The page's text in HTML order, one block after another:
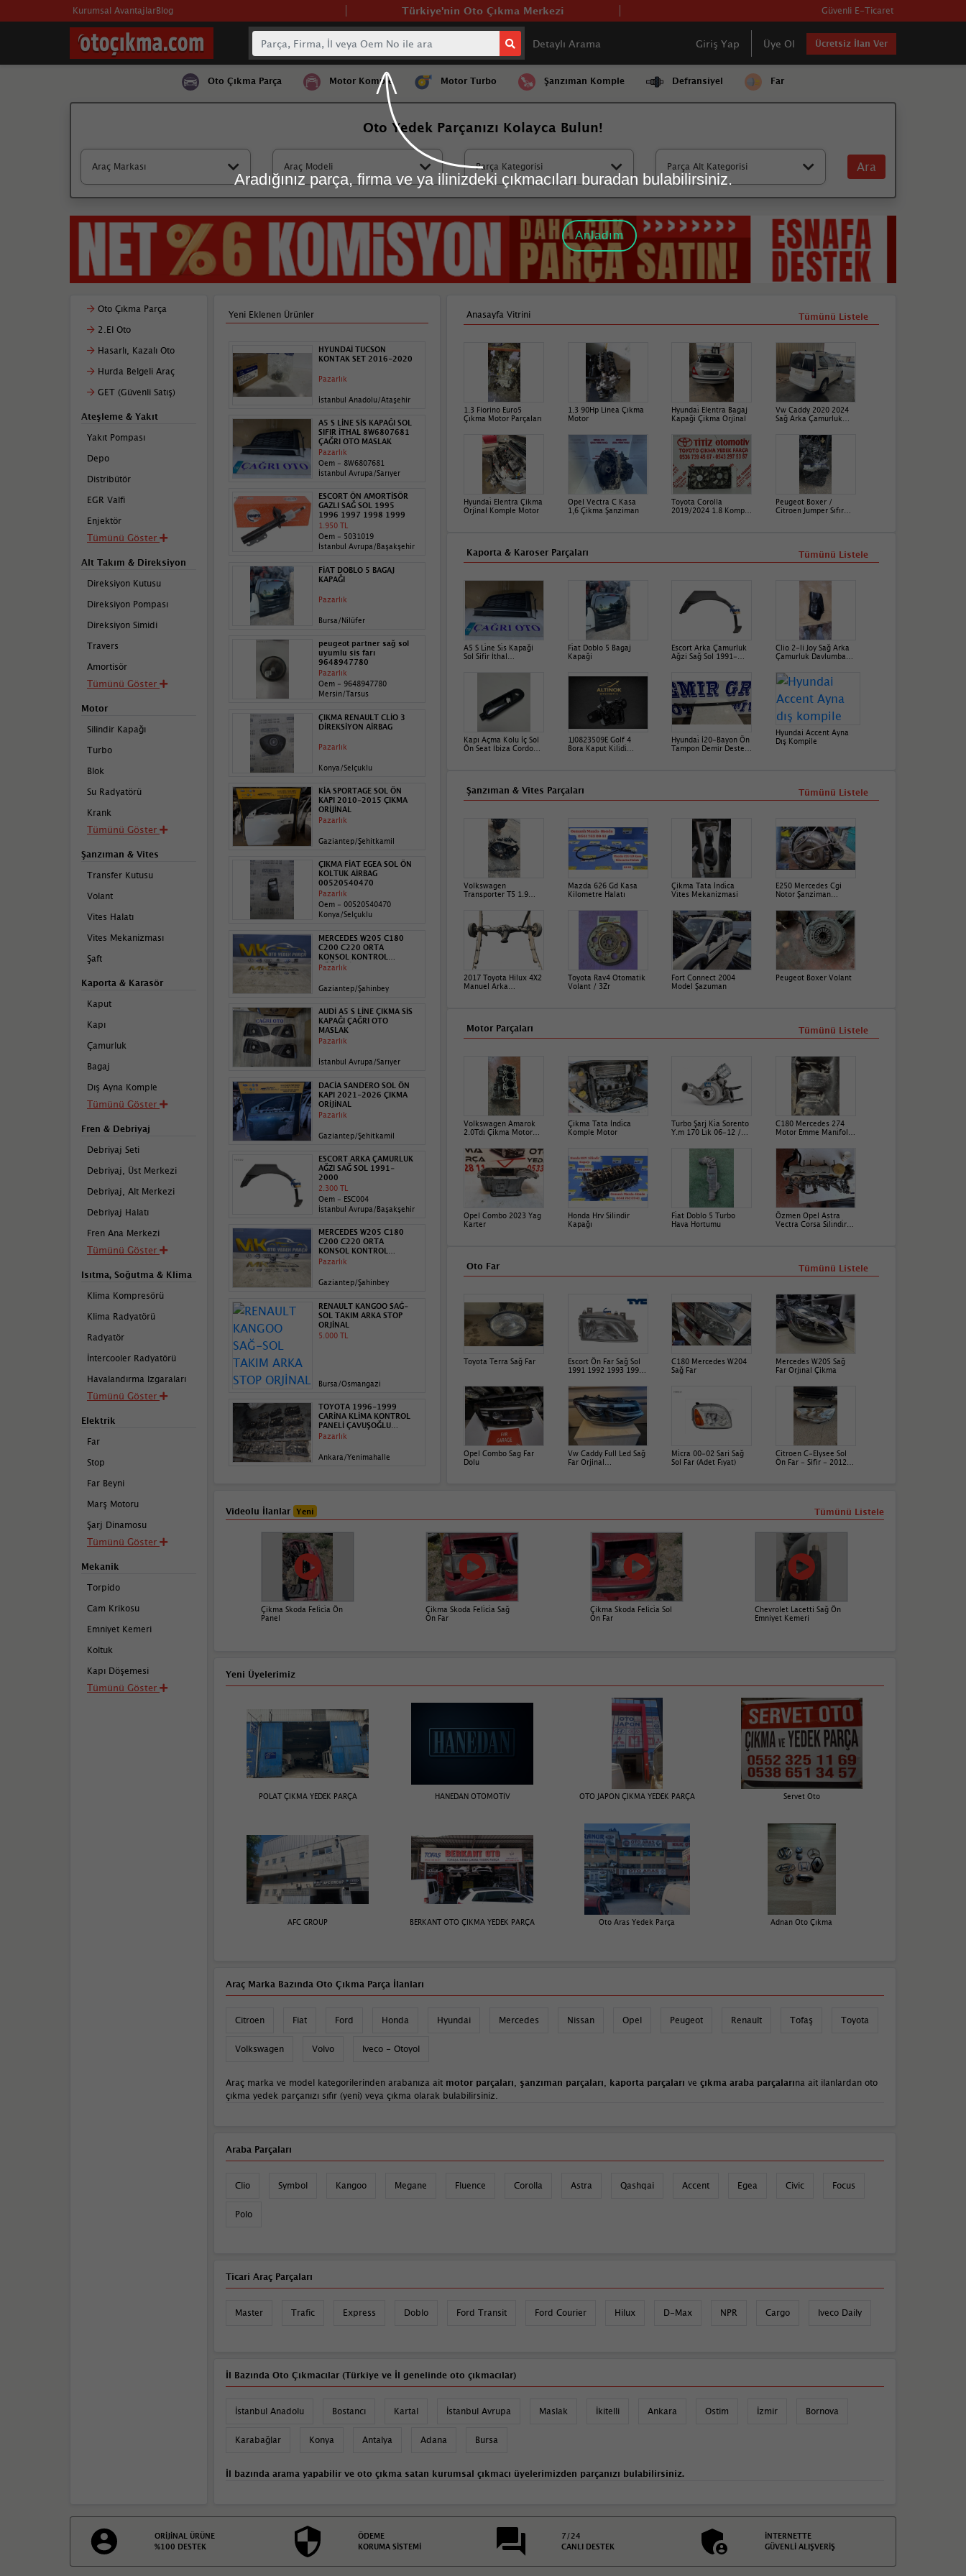
Kurumsal AvantajlarBlog Türkiye'nin Oto Çıkma Merkezi Güvenli E-Ticaret
Detaylı Arama Giriş Yap Üye Ol Ücretsiz İlan Ver
Oto Çıkma Parça Motor Komple Motor Turbo Şanzıman Komple Defransiyel Far
Oto Yedek Parçanızı Kolayca Bulun!
Araç Markası Araç Modeli Parça Kategorisi Parça Alt Kategorisi Ara
Oto Çıkma Parça
2.El Oto
Hasarlı, Kazalı Oto
Hurda Belgeli Araç
GET (Güvenli Satış)
Ateşleme & Yakıt
Yakıt Pompası
Depo
Distribütör
EGR Valfi
Enjektör
Tümünü Göster
Alt Takım & Direksiyon
Direksiyon Kutusu
Direksiyon Pompası
Direksiyon Simidi
Travers
Amortisör
Tümünü Göster
Motor
Silindir Kapağı
Turbo
Blok
Su Radyatörü
Krank
Tümünü Göster
Şanzıman & Vites
Transfer Kutusu
Volant
Vites Halatı
Vites Mekanizması
Şaft
Kaporta & Karasör
Kaput
Kapı
Çamurluk
Bagaj
Dış Ayna Komple
Tümünü Göster
Fren & Debriyaj
Debriyaj Seti
Debriyaj, Üst Merkezi
Debriyaj, Alt Merkezi
Debriyaj Halatı
Fren Ana Merkezi
Tümünü Göster
Isıtma, Soğutma & Klima
Klima Kompresörü
Klima Radyatörü
Radyatör
İntercooler Radyatörü
Havalandırma Izgaraları
Tümünü Göster
Elektrik
Far
Stop
Far Beyni
Marş Motoru
Şarj Dinamosu
Tümünü Göster
Mekanik
Torpido
Cam Krikosu
Emniyet Kemeri
Koltuk
Kapı Döşemesi
Tümünü Göster
Yeni Eklenen Ürünler
HYUNDAİ TUCSON
KONTAK SET 2016-2020
Pazarlık
İstanbul Anadolu/Ataşehir
A5 S LİNE SİS KAPAĞI SOL
SIFIR İTHAL 8W6807681
ÇAĞRI OTO MASLAK
Pazarlık
Oem - 8W6807681
İstanbul Avrupa/Sarıyer
ESCORT ÖN AMORTİSÖR
GAZLI SAĞ SOL 1995
1996 1997 1998 1999
1.950 TL
Oem - 5031019
İstanbul Avrupa/Başakşehir
FİAT DOBLO 5 BAGAJ
KAPAĞI
Pazarlık
Bursa/Nilüfer
peugeot partner sağ sol
uyumlu sis farı
9648947780
Pazarlık
Oem - 9648947780
Mersin/Tarsus
ÇIKMA RENAULT CLİO 3
DİREKSİYON AİRBAG
Pazarlık
Konya/Selçuklu
KİA SPORTAGE SOL ÖN
KAPI 2010-2015 ÇIKMA
ORİJİNAL
Pazarlık
Gaziantep/Şehitkamil
ÇIKMA FİAT EGEA SOL ÖN
KOLTUK AİRBAG
00520540470
Pazarlık
Oem - 00520540470
Konya/Selçuklu
MERCEDES W205 C180
C200 C220 ORTA
KONSOL KONTROL
DÜĞMESİ
Pazarlık
Gaziantep/Şahinbey
AUDİ A5 S LİNE ÇIKMA SİS
KAPAĞI ÇAĞRI OTO
MASLAK
Pazarlık
İstanbul Avrupa/Sarıyer
DACİA SANDERO SOL ÖN
KAPI 2021-2026 ÇIKMA
ORİJİNAL
Pazarlık
Gaziantep/Şehitkamil
ESCORT ARKA ÇAMURLUK
AĞZI SAĞ SOL 1991-
2000
2.300 TL
Oem - ESC004
İstanbul Avrupa/Başakşehir
MERCEDES W205 C180
C200 C220 ORTA
KONSOL KONTROL
PANELİ
Pazarlık
Gaziantep/Şahinbey
RENAULT KANGOO SAĞ-
SOL TAKIM ARKA STOP
ORJİNAL
5.000 TL
Bursa/Osmangazi
TOYOTA 1996-1999
CARİNA KLİMA KONTROL
PANELİ ÇAVUŞOĞLU
TOYOTA
Pazarlık
Ankara/Yenimahalle
Anasayfa Vitrini Tümünü Listele
1.3 Fiorino Euro5
Çıkma Motor Parçaları
1.3 90Hp Linea Çıkma
Motor
Hyundai̇ Elentra Bagaj
Kapaği Çikma Orji̇nal
Vw Caddy 2020 2024
Sağ Arka Çamurluk
Hyundai̇ Elentra Çikma
Orji̇nal Komple Motor
Opel Vectra C Kasa
1,6 Çikma Şanziman
Toyota Corolla
2019/2024 1.8 Komple
Peugeot Boxer /
Citroen Jumper Sıfır
Kaporta & Karoser Parçaları Tümünü Listele
A5 S Li̇ne Si̇s Kapaği
Sol Sifir İthal
Maslak
Fi̇at Doblo 5 Bagaj
Kapaği
Escort Arka Çamurluk
Ağzi Sağ Sol 1991-
Clio 2-Ii Joy Sağ Arka
Çamurluk Davlumbaz
767485737R
Kapı Açma Kolu İç Sol
Ön Seat İbiza Cordoba
1J0823509E Golf 4
Bora Kaput Ki̇li̇di̇
Hyundai̇ İ20-Bayon Ön
Tampon Demi̇r Desteği̇
Hyundai Accent Ayna
Dış Kompile
Şanzıman & Vites Parçaları Tümünü Listele
Volkswagen
Transporter T5 1.9
Şanzimann Orj
Mazda 626 Gd Kasa
Kilometre Halatı
Çikma Tata İndi̇ca
Vi̇tes Mekanizmasi
E250 Mercedes Cgi
Notor Şanziman
2017 Toyota Hilux 4X2
Manuel Arka
Toyota Rav4 Otomatik
Volant / 3Zr
Fort Connect 2004
Model Şazuman
Peugeot Boxer Volant
Motor Parçaları Tümünü Listele
Volkswagen Amarok
2.0Tdi̇ Çikma Motor
Çikma Tata İndi̇ca
Komple Motor
Turbo Şarj Ki̇a Sorento
Y.m 170 Li̇k 06-12 /
C180 Mercedes 274
Motor Emme Mani̇fold
Opel Combo 2023 Yag
Karter
Honda Hrv Silindir
Kapağı
Fi̇at Doblo 5 Turbo
Hava Hortumu
Özmen Opel Astra
Vectra Corsa Si̇li̇ndi̇r
Oto Far Tümünü Listele
Toyota Terra Sağ Far
Escort Ön Far Sağ Sol
1991 1992 1993 1994
C180 Mercedes W204
Sağ Far
Mercedes W205 Sağ
Far Orji̇nal Çikma
Opel Combo Sag Far
Dolu
Vw Caddy Full Led Sağ
Far Orjinal
Mi̇cra 00-02 Sari Sağ
Sol Far (Adet Fi̇yat)
Citroen C-Elysee Sol
Ön Far - Sifir - 2012-
Videolu İlanlar Yeni Tümünü Listele
Çikma Skoda Feli̇ci̇a Ön
Panel
Çikma Skoda Feli̇ci̇a Sağ
Ön Far
Çikma Skoda Feli̇ci̇a Sol
Ön Far
Chevrolet Lacetti Sağ Ön
Emniyet Kemeri
Yeni Üyelerimiz
POLAT ÇIKMA YEDEK PARÇA HANEDAN OTOMOTİV OTO JAPON ÇIKMA YEDEK PARÇA Servet Oto
AFC GROUP BERKANT OTO ÇIKMA YEDEK PARÇA Oto Aras Yedek Parça Adnan Oto Çıkma
Araç Marka Bazında Oto Çıkma Parça İlanları
Citroen Fiat Ford Honda Hyundai Mercedes Nissan Opel Peugeot Renault Tofaş Toyota
Volkswagen Volvo Iveco - Otoyol
Araç marka ve model kategorilerinden arabanıza ait motor parçaları, şanzıman parçaları, kaporta parçaları ve çıkma araba parçalarına ait ilanlardan oto
çıkma yedek parçanızı sıfır (yeni) veya çıkma olarak bulabilirsiniz.
Araba Parçaları
Clio Symbol Kangoo Megane Fluence Corolla Astra Qashqai Accent Egea Civic Focus
Polo
Ticari Araç Parçaları
Master Trafic Express Doblo Ford Transit Ford Courier Hilux D-Max NPR Cargo Iveco Daily
İl Bazında Oto Çıkmacılar (Türkiye ve İl genelinde oto çıkmacılar)
İstanbul Anadolu Bostancı Kartal İstanbul Avrupa Maslak İkitelli Ankara Ostim İzmir Bornova
Karabağlar Konya Antalya Adana Bursa
İl bazında arama yapabilir ve oto çıkma satan kurumsal çıkmacı üyelerimizden parçanızı bulabilirsiniz.
ORİJİNAL ÜRÜNE
%100 DESTEK
ÖDEME
KORUMA SİSTEMİ
7/24
CANLI DESTEK
İNTERNETTE
GÜVENLİ ALIŞVERİŞ
Anladım
Aradığınız parça, firma ve ya ilinizdeki çıkmacıları buradan bulabilirsiniz.